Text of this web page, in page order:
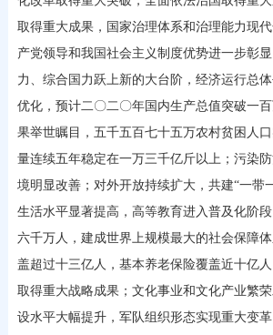
取得重大成果，国家治理体系和治理能力现
产党领导和我国社会主义制度优势进一步彰
力、综合国力跃上新的大台阶，经济运行总
优化，预计二〇二〇年国内生产总值突破一
果举世瞩目，五千五百七十五万农村贫困人
量连续五年稳定在一万三千亿斤以上；污染
境明显改善；对外开放持续扩大，共建“一带
生活水平显著提高，高等教育进入普及化阶
六千万人，建成世界上规模最大的社会保障
盖超过十三亿人，基本养老保险覆盖近十亿
取得重大战略成果；文化事业和文化产业繁
设水平大幅提升，军队组织形态实现重大变